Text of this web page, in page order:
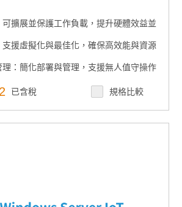
擴展並保護工作負載，提升硬體效益並
支援虛擬化與最佳化，確保高效能與資源
理：簡化部署與管理，支援無人值守操作
授權產品不可取消、退貨或退款，下單
已含稅 規格比較